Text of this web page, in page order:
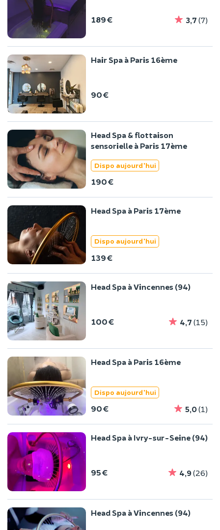
189 € 3,7 (7)
Hair Spa à Paris 16ème
90 €
Head Spa & flottaison
sensorielle à Paris 17ème
Dispo aujourd'hui
190 €
Head Spa à Paris 17ème
Dispo aujourd'hui
139 €
Head Spa à Vincennes (94)
100 € 4,7 (15)
Head Spa à Paris 16ème
Dispo aujourd'hui
90 € 5,0(1)
Head Spa à Ivry-sur-Seine (94)
95 € 4,9(26)
Head Spa à Vincennes (94)